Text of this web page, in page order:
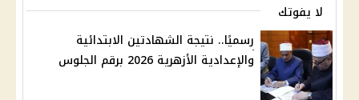
لا يفوتك
رسميًا.. نتيجة الشهادتين الابتدائية
والإعدادية الأزهرية 2026 برقم الجلوس